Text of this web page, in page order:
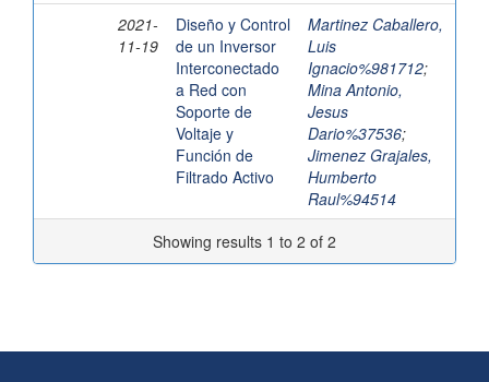
2021-
11-19
Diseño y Control
de un Inversor
Interconectado
a Red con
Soporte de
Voltaje y
Función de
Filtrado Activo
Martinez Caballero,
Luis
Ignacio%981712;
Mina Antonio,
Jesus
Dario%37536;
Jimenez Grajales,
Humberto
Raul%94514
Showing results 1 to 2 of 2